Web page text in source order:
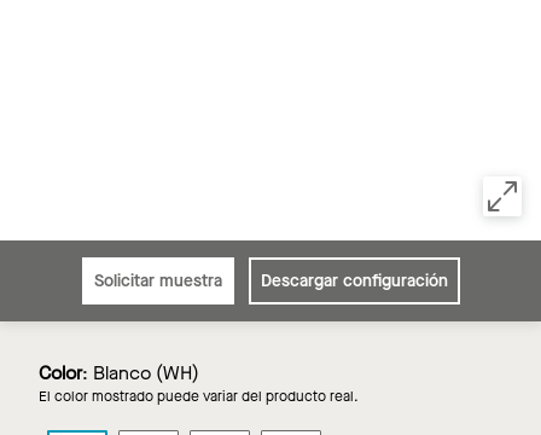
Solicitar muestra Descargar configuración
Color: Blanco (WH)
El color mostrado puede variar del producto real.